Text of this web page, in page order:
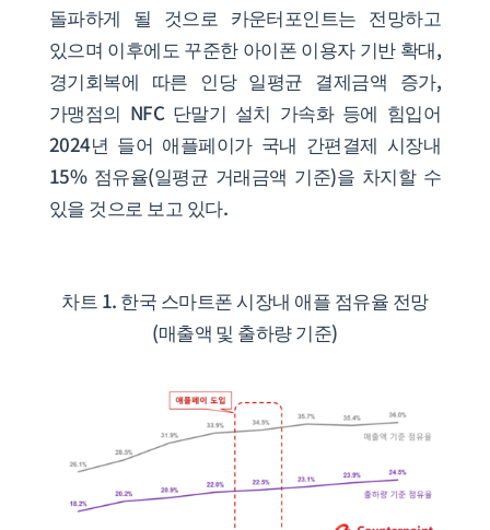
돌파하게 될 것으로 카운터포인트는 전망하고
있으며 이후에도 꾸준한 아이폰 이용자 기반 확대,
경기회복에 따른 인당 일평균 결제금액 증가,
가맹점의 NFC 단말기 설치 가속화 등에 힘입어
2024년 들어 애플페이가 국내 간편결제 시장내
15% 점유율(일평균 거래금액 기준)을 차지할 수
있을 것으로 보고 있다.
차트 1. 한국 스마트폰 시장내 애플 점유율 전망
(매출액 및 출하량 기준)